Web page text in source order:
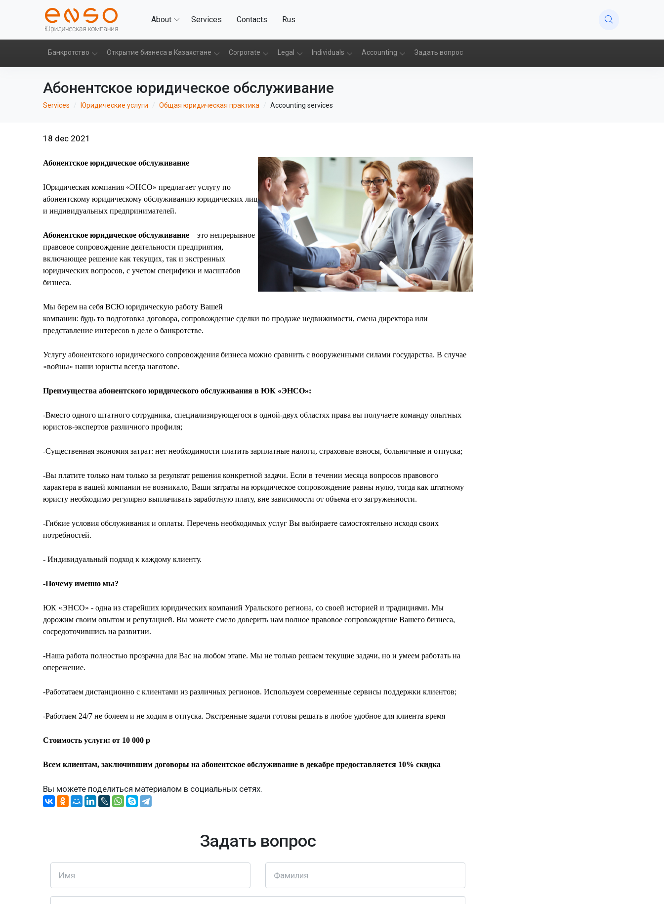
About Services Contacts Rus
Банкротство Открытие бизнеса в Казахстане Corporate Legal Individuals Accounting Задать вопрос
Абонентское юридическое обслуживание
Services Юридические услуги Общая юридическая практика Accounting services
18 dec 2021
Абонентское юридическое обслуживание
Юридическая компания «ЭНСО» предлагает услугу по
абонентскому юридическому обслуживанию юридических лиц
и индивидуальных предпринимателей.
Абонентское юридическое обслуживание – это непрерывное
правовое сопровождение деятельности предприятия,
включающее решение как текущих, так и экстренных
юридических вопросов, с учетом специфики и масштабов
бизнеса.
Мы берем на себя ВСЮ юридическую работу Вашей
компании: будь то подготовка договора, сопровождение сделки по продаже недвижимости, смена директора или
представление интересов в деле о банкротстве.
Услугу абонентского юридического сопровождения бизнеса можно сравнить с вооруженными силами государства. В случае
«войны» наши юристы всегда наготове.
Преимущества абонентского юридического обслуживания в ЮК «ЭНСО»:
-Вместо одного штатного сотрудника, специализирующегося в одной-двух областях права вы получаете команду опытных
юристов-экспертов различного профиля;
-Существенная экономия затрат: нет необходимости платить зарплатные налоги, страховые взносы, больничные и отпуска;
-Вы платите только нам только за результат решения конкретной задачи. Если в течении месяца вопросов правового
характера в вашей компании не возникало, Ваши затраты на юридическое сопровождение равны нулю, тогда как штатному
юристу необходимо регулярно выплачивать заработную плату, вне зависимости от объема его загруженности.
-Гибкие условия обслуживания и оплаты. Перечень необходимых услуг Вы выбираете самостоятельно исходя своих
потребностей.
- Индивидуальный подход к каждому клиенту.
-Почему именно мы?
ЮК «ЭНСО» - одна из старейших юридических компаний Уральского региона, со своей историей и традициями. Мы
дорожим своим опытом и репутацией. Вы можете смело доверить нам полное правовое сопровождение Вашего бизнеса,
сосредоточившись на развитии.
-Наша работа полностью прозрачна для Вас на любом этапе. Мы не только решаем текущие задачи, но и умеем работать на
опережение.
-Работатаем дистанционно с клиентами из различных регионов. Используем современные сервисы поддержки клиентов;
-Работаем 24/7 не болеем и не ходим в отпуска. Экстренные задачи готовы решать в любое удобное для клиента время
Стоимость услуги: от 10 000 р
Всем клиентам, заключившим договоры на абонентское обслуживание в декабре предоставляется 10% скидка
Вы можете поделиться материалом в социальных сетях.
Задать вопрос